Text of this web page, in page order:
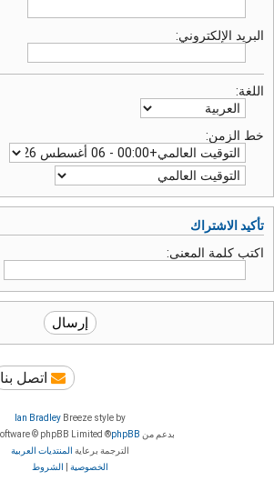
البريد الإلكتروني:
اللغة:
خط الزمن:
تأكيد الاشتراك
اكتب كلمة المعنى:
اتصل بنا
Breeze style by
Ian Bradley
بدعم من phpBB
® Forum Software © phpBB Limited
الترجمة برعاية المنتديات العربية
الخصوصية
الشروط